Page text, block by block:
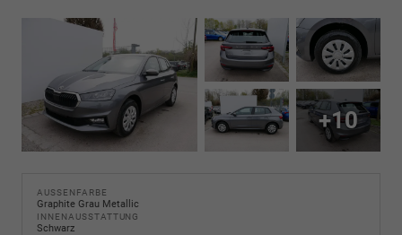
+10
AUSSENFARBE
Graphite Grau Metallic
INNENAUSSTATTUNG
Schwarz